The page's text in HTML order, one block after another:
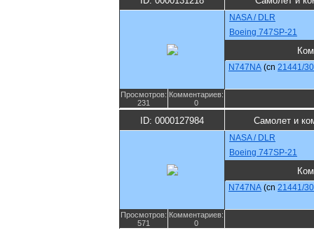
NASA / DLR
Boeing 747SP-21
N747NA (cn 21441/
Просмотров:
231
Комментариев:
0
ID: 0000127984 Самолет и
NASA / DLR
Boeing 747SP-21
N747NA (cn 21441/
Просмотров:
571
Комментариев:
0